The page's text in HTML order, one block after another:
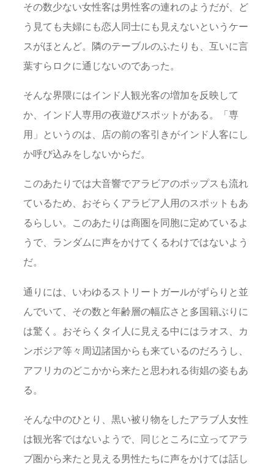
その数少ない女性客は男性客の連れのようだが、ど
う見ても夫婦にも恋人同士にも見えないというケー
スがほとんど。隣のテーブルのふたりも、互いに言
葉すらロクに通じないのであった。
そんな界隈にはインド人観光客の増加を反映して
か、インド人専用の夜遊びスポットがある。「専
用」というのは、店の前の客引きがインド人客にし
か呼び込みをしないからだ。
このあたりでは大音響でアラビアのポップスも流れ
ているため、おそらくアラビア人用のスポットもあ
るらしい。このあたりは商圏を同胞に定めているよ
うで、ランダムに声をかけてくるわけではないよう
だ。
通りには、いわゆるストリートガールがずらりと並
んでいて、その数と年齢層の幅広さと多国籍ぶりに
は驚く。おそらくタイ人に見える中にはラオス、カ
ンボジア等々周辺諸国からも来ているのだろうし、
アフリカのどこかから来たと思われる街娼の姿もあ
る。
そんな中のひとり、黒い被り物をしたアラブ人女性
は観光客ではないようで、同じところに立ってアラ
ブ圏から来たと見える男性たちに声をかけては話し